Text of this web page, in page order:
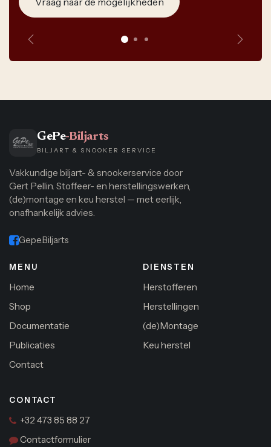
Vorige
GePe-Biljarts
BILJART & SNOOKER SERVICE
Vakkundige biljart- & snookerservice door
Gert Pellin. Stoffeer- en herstellingswerken,
(de)montage en keu herstel — met eerlijk,
onafhankelijk advies.
Gepe.Biljarts
MENU
Home
Shop
Documentatie
Publicaties
Contact
DIENSTEN
Herstofferen
Herstellingen
(de)Montage
Keu herstel
CONTACT
+32 473 85 88 27
Contactformulier